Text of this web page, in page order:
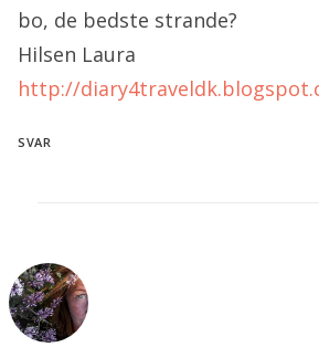
bo, de bedste strande?
Hilsen Laura
http://
SVAR